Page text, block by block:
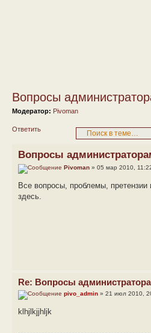
Вопросы
Модератор: Pivoman
Ответить
Вопросы
Pivoman » 05 мар 2010,
Все вопросы, проблемы,
здесь.
Re: Вопросы
pivo_admin » 21 июл 2010,
klhjlkjjhljk